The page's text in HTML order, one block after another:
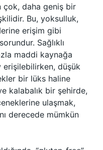
çok, daha geniş bir
Bu, yoksulluk,
erişim gibi
Sağlıklı
maddi kaynağa
düşük
bir lüks haline
kalabalık bir şehirde,
ulaşmak,
derecede mümkün